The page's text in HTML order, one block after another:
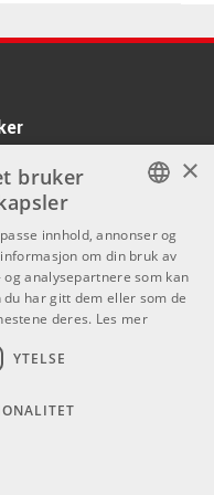
Kr 1515
Kr 1175/stk
oss
NORWEGIAN
×
bruker
innhold, annonser og
om din bruk av
analysepartnere som kan
har gitt dem eller som de
deres. Les mer
YTELSE